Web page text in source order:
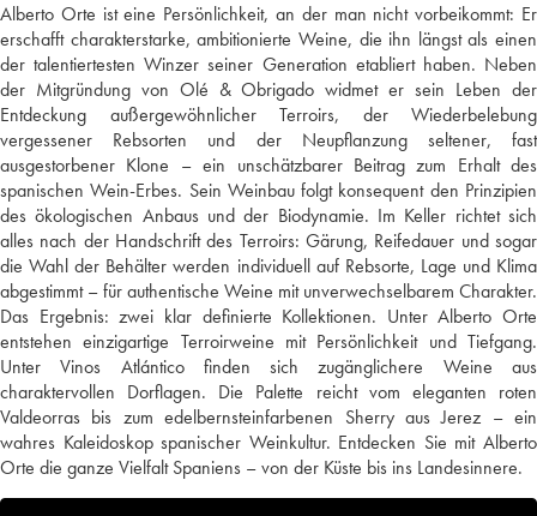
Alberto Orte ist eine Persönlichkeit, an der man nicht vorbeikommt: Er
erschafft charakterstarke, ambitionierte Weine, die ihn längst als einen
der talentiertesten Winzer seiner Generation etabliert haben. Neben
der Mitgründung von Olé & Obrigado widmet er sein Leben der
Entdeckung außergewöhnlicher Terroirs, der Wiederbelebung
vergessener Rebsorten und der Neupflanzung seltener, fast
ausgestorbener Klone – ein unschätzbarer Beitrag zum Erhalt des
spanischen Wein-Erbes. Sein Weinbau folgt konsequent den Prinzipien
des ökologischen Anbaus und der Biodynamie. Im Keller richtet sich
alles nach der Handschrift des Terroirs: Gärung, Reifedauer und sogar
die Wahl der Behälter werden individuell auf Rebsorte, Lage und Klima
abgestimmt – für authentische Weine mit unverwechselbarem Charakter.
Das Ergebnis: zwei klar definierte Kollektionen. Unter Alberto Orte
entstehen einzigartige Terroirweine mit Persönlichkeit und Tiefgang.
Unter Vinos Atlántico finden sich zugänglichere Weine aus
charaktervollen Dorflagen. Die Palette reicht vom eleganten roten
Valdeorras bis zum edelbernsteinfarbenen Sherry aus Jerez – ein
wahres Kaleidoskop spanischer Weinkultur. Entdecken Sie mit Alberto
Orte die ganze Vielfalt Spaniens – von der Küste bis ins Landesinnere.